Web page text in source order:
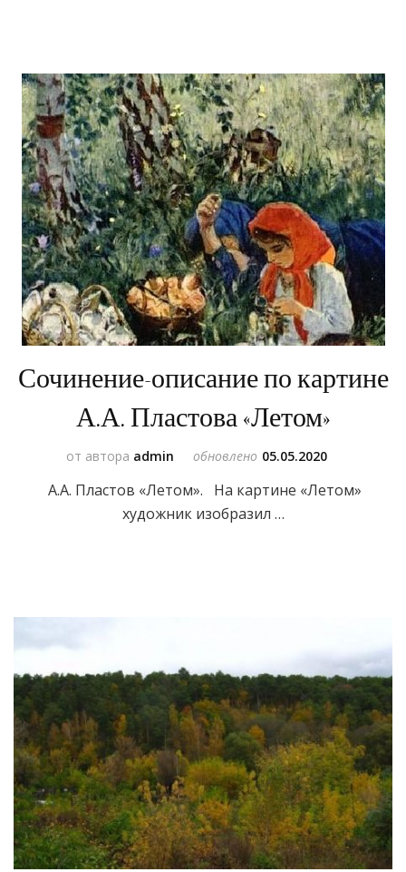
Сочинение-описание по картине
А.А. Пластова «Летом»
от автора admin обновлено 05.05.2020
А.А. Пластов «Летом». На картине «Летом»
художник изобразил …